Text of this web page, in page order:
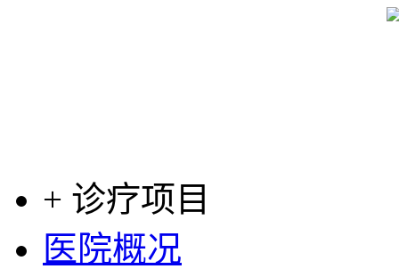
+ 诊疗项目
医院概况